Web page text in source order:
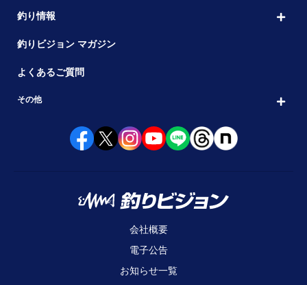
釣り情報
釣りビジョン マガジン
よくあるご質問
その他
会社概要
電子公告
お知らせ一覧